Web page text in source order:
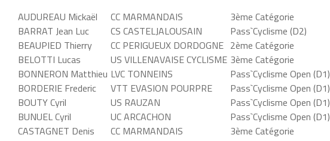
AUDUREAU Mickaël
CC MARMANDAIS
3ème Catégorie
BARRAT Jean Luc
CS CASTELJALOUSAIN
Pass`Cyclisme (D2)
BEAUPIED Thierry
CC PERIGUEUX DORDOGNE 2ème Catégorie
BELOTTI Lucas
US VILLENAVAISE CYCLISME 3ème Catégorie
BONNERON Matthieu LVC TONNEINS
Pass`Cyclisme Open (D1)
BORDERIE Frederic
VTT EVASION POURPRE
Pass`Cyclisme Open (D1)
BOUTY Cyril
US RAUZAN
Pass`Cyclisme Open (D1)
BUNUEL Cyril
UC ARCACHON
Pass`Cyclisme Open (D1)
CASTAGNET Denis
CC MARMANDAIS
3ème Catégorie